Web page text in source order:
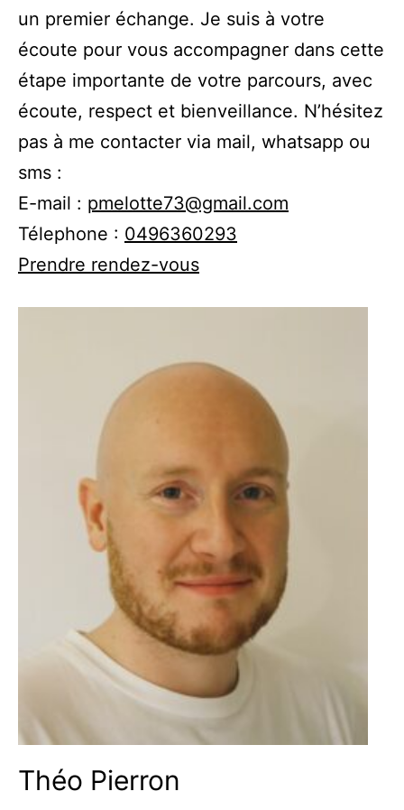
un premier échange. Je suis à votre
écoute pour vous accompagner dans cette
étape importante de votre parcours, avec
écoute, respect et bienveillance. N’hésitez
pas à me contacter via mail, whatsapp ou
sms :
E-mail : pmelotte73@gmail.com
Télephone : 0496360293
Prendre rendez-vous
Théo Pierron